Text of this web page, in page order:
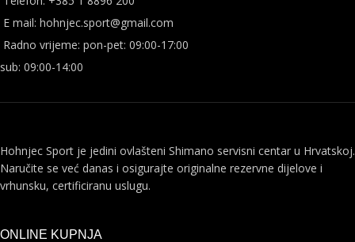
E mail: hohnjec.sport@gmail.com
Radno vrijeme: pon-pet: 09:00-17:00
sub: 09:00-14:00
Hohnjec Sport je jedini ovlašteni Shimano servisni centar u Hrvatskoj.
Naručite se već danas i osigurajte originalne rezervne dijelove i
vrhunsku, certificiranu uslugu.
ONLINE KUPNJA